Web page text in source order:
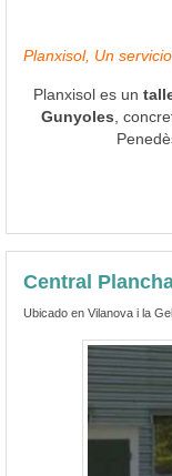
Planxisol, Un
Planxisol es un
Gunyoles ,
Central
Ubicado en Vilanova i la